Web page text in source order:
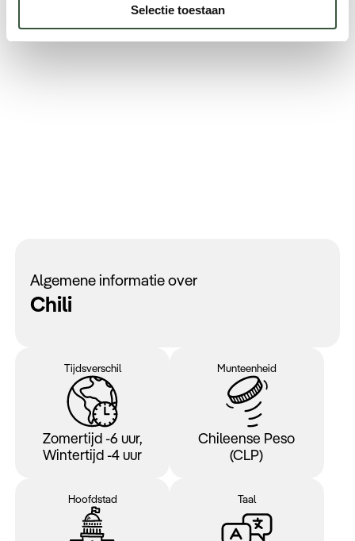
Selectie toestaan
Algemene informatie over
Chili
Tijdsverschil
Zomertijd -6 uur,
Wintertijd -4 uur
Munteenheid
Chileense Peso
(CLP)
Hoofdstad Taal